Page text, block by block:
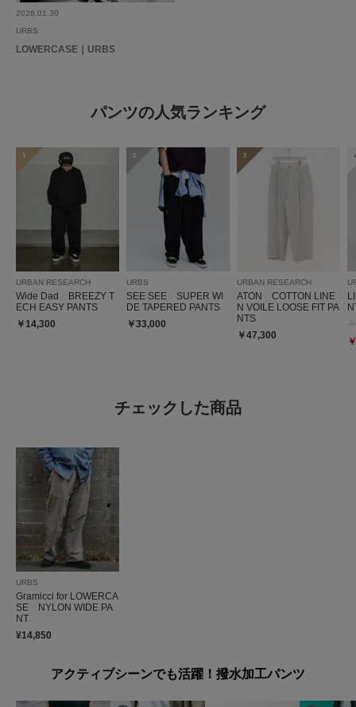
2026.01.30
URBS
LOWERCASE｜URBS
パンツの人気ランキング
1
URBAN RESEARCH
Wide Dad BREEZY T
ECH EASY PANTS
￥14,300
2
URBS
SEE SEE SUPER WI
DE TAPERED PANTS
￥33,000
3
URBAN RESEARCH
ATON COTTON LINE
N VOILE LOOSE FIT PA
NTS
￥47,300
チェックした商品
URBS
Gramicci for LOWERCA
SE NYLON WIDE PA
NT
¥14,850
アクティブシーンでも活躍！撥水加工パンツ